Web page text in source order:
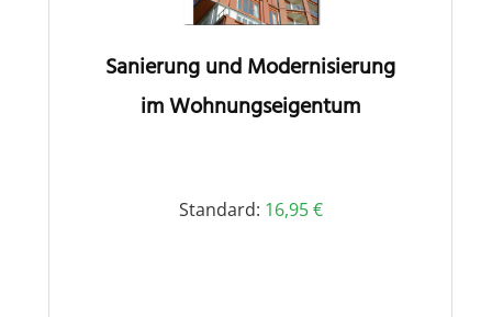
Sanierung und Modernisierung
im Wohnungseigentum
Standard: 16,95€